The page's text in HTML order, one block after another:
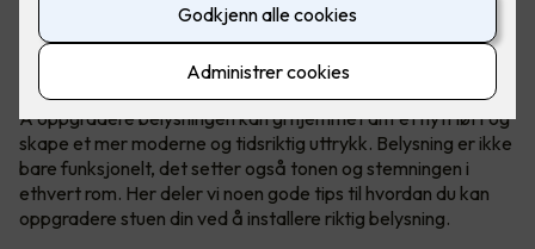
Belysning gjør mye for et rom, det skaper soner og
atmosfære. Med belysning er det kun fantasien som
stopper deg. Bilde: SG
Å oppgradere belysningen kan gi hjemmet ditt et nytt løft og
skape et mer moderne og tidsriktig uttrykk. Belysning er ikke
bare funksjonelt, det setter også tonen og stemningen i
ethvert rom. Her deler vi noen gode tips til hvordan du kan
oppgradere stuen din ved å installere riktig belysning.